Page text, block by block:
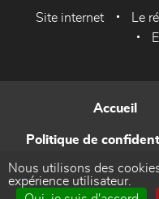
Site internet Le
Accueil
Politique de
Nous utilisons des
expérience utilisateur.